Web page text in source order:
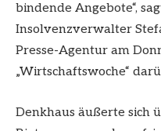
bindende Angebote“,
Insolvenzverwalter
Presse-Agentur am
„Wirtschaftswoche“
Denkhaus äußerte sich